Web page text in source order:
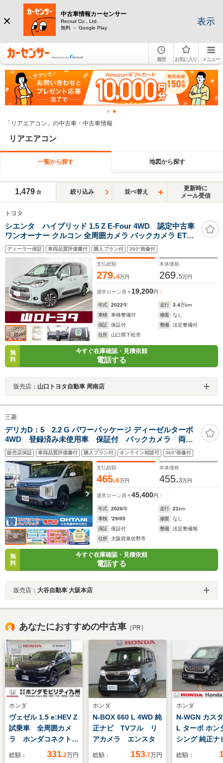
中古車情報カーセンサー
Recruit Co., Ltd.
無料 － Google Play
表示
履歴 お気に入り メニュー
「リアエアコン」の中古車・中古車情報
リアエアコン
一覧から探す 地図から探す
1,479 台 絞り込み 並べ替え
更新時に
メール受信
トヨタ
シエンタ ハイブリッド 1.5 Z E-Four 4WD 認定中古車
ワンオーナー クルコン 全周囲カメラ バックカメラ ETC
フルセグTV SDナビ 両側電動スライドドア LEDヘッドラ
イト 純正アルミ
ディーラー保証 車両品質評価書付 購入プラン付 360°画像付
支払総額
279.4万円
本体価格
269.5万円
通常ローン 月々19,200円
年式 2022年 走行 3.4万km
車検
車検整備付 修復
なし
保証
保証付 整備
法定整備付
住所
山口県下松市
無
料
今すぐ在庫確認・見積依頼
電話する
販売店： 山口トヨタ自動車 周南店
三菱
デリカD：5 2.2 G パワーパッケージ ディーゼルターボ
4WD 登録済み未使用車 保証付 バックカメラ 両側
電動スライドドア 電動パーキング リアエアコン シ
ートヒーター コーナーセンサー LEDヘッドライト フォ
グランプ アダプティブクルーズコントロール
販売店保証 車両品質評価書付 購入プラン付 オンライン相談可 360°画像付
支払総額
465.6万円
本体価格
455.3万円
通常ローン 月々45,400円
年式 2026年 走行 21km
車検
'29/05 修復
なし
保証
保証付 整備
法定整備無
住所
大阪府泉佐野市
無
料
今すぐ在庫確認・見積依頼
電話する
販売店： 大谷自動車 大阪本店
あなたにおすすめの中古車 ［PR］
ホンダ
ヴェゼル 1.5 e:HEV Z
試乗車 全周囲カメ
ラ ホンダコネクトデ
ィスプレイ
総額： 331.2万円
ホンダ
N-BOX 660 L 4WD 純
正ナビ TVフル リ
アカメラ エンスタ
総額： 153.7万円
ホンダ
N-WGN カス
L ターボ ホン
シング 純正ナ
ックカメラ・
総額：